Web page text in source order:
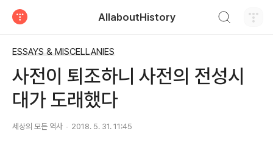
AllaboutHistory
ESSAYS & MISCELLANIES
사전이 퇴조하니 사전의 전성시
대가 도래했다
세상의 모든 역사 2018. 5. 31. 11:45